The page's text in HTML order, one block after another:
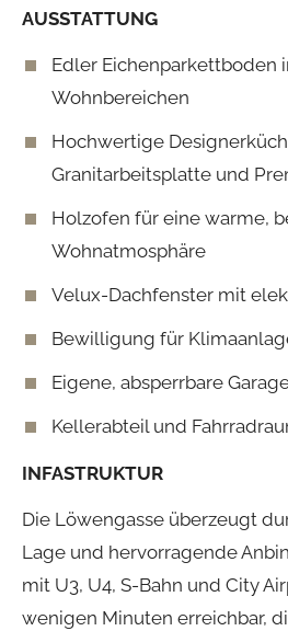
AUSSTATTUNG
Edler Eichenparkettboden
Wohnbereichen
Hochwertige
Granitarbeitsplatte und
Holzofen für eine warme,
Wohnatmosphäre
Velux-Dachfenster mit
Bewilligung für
Eigene, absperrbare
Kellerabteil und
INFASTRUKTUR
Die Löwengasse überzeugt
Lage und hervorragende
mit U3, U4, S-Bahn und City
wenigen Minuten erreichbar,